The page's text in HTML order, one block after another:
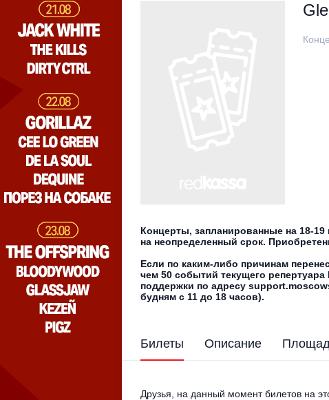
Концерты, запланированные на 18-19
на неопределенный срок.
Если по каким-либо причинам
чем 50 событий текущего
поддержки по адресу
будням с 11 до 18 часов).
Билеты Описание
Друзья, на данный момент билетов на